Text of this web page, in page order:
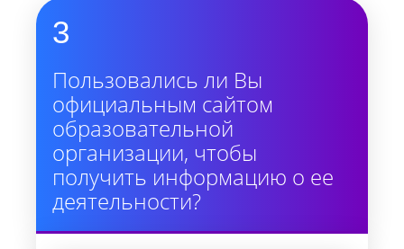
3
Пользовались ли Вы
официальным сайтом
образовательной
организации, чтобы
получить информацию о ее
деятельности?